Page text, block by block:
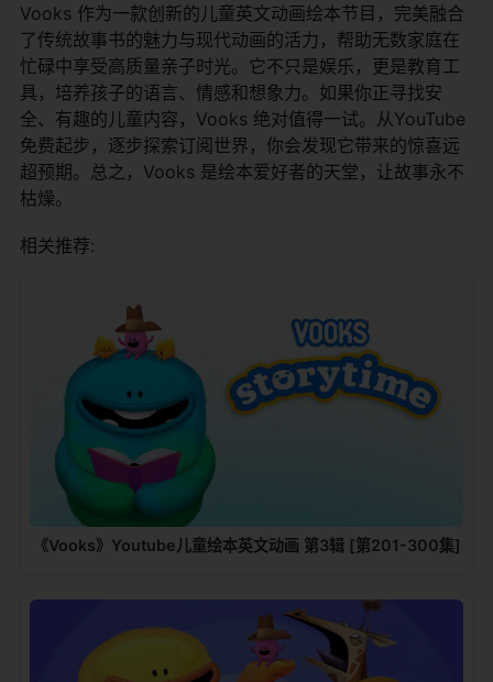
Vooks 作为一款创新的儿童英文动画绘本节目，完美融合
了传统故事书的魅力与现代动画的活力，帮助无数家庭在
忙碌中享受高质量亲子时光。它不只是娱乐，更是教育工
具，培养孩子的语言、情感和想象力。如果你正寻找安
全、有趣的儿童内容，Vooks 绝对值得一试。从YouTube
免费起步，逐步探索订阅世界，你会发现它带来的惊喜远
超预期。总之，Vooks 是绘本爱好者的天堂，让故事永不
枯燥。
相关推荐:
《Vooks》Youtube儿童绘本英文动画 第3辑 [第201-300集]